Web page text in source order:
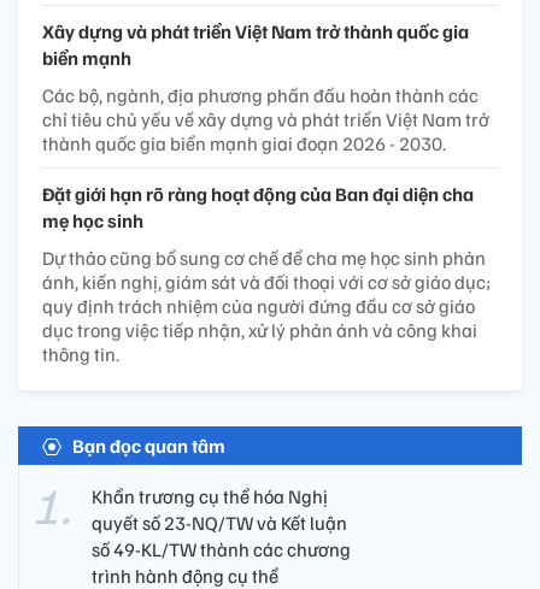
Xây dựng và phát triển Việt Nam trở thành quốc gia
biển mạnh
Các bộ, ngành, địa phương phấn đấu hoàn thành các
chỉ tiêu chủ yếu về xây dựng và phát triển Việt Nam trở
thành quốc gia biển mạnh giai đoạn 2026 - 2030.
Đặt giới hạn rõ ràng hoạt động của Ban đại diện cha
mẹ học sinh
Dự thảo cũng bổ sung cơ chế để cha mẹ học sinh phản
ánh, kiến nghị, giám sát và đối thoại với cơ sở giáo dục;
quy định trách nhiệm của người đứng đầu cơ sở giáo
dục trong việc tiếp nhận, xử lý phản ánh và công khai
thông tin.
Bạn đọc quan tâm
Khẩn trương cụ thể hóa Nghị
quyết số 23-NQ/TW và Kết luận
số 49-KL/TW thành các chương
trình hành động cụ thể